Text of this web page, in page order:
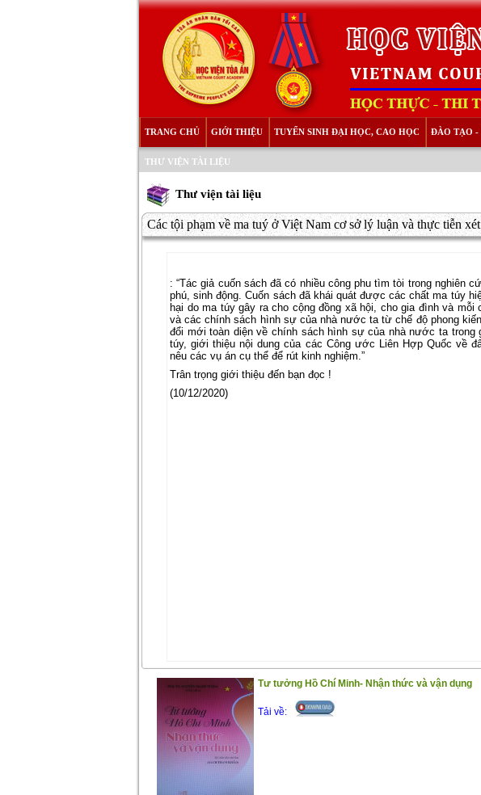
TRANG CHỦ GIỚI THIỆU TUYỂN SINH ĐẠI HỌC, CAO HỌC ĐÀO TẠO -
THƯ VIỆN TÀI LIỆU
Thư viện tài liệu
Các tội phạm về ma tuý ở Việt Nam cơ sở lý luận và thực tiễn
: “Tác giả cuốn sách đã có nhiều công phu tìm tòi trong nghiên
phú, sinh động. Cuốn sách đã khái quát được các chất ma túy
hại do ma túy gây ra cho cộng đồng xã hội, cho gia đình và
và các chính sách hình sự của nhà nước ta từ chế độ phong
đổi mới toàn diện về chính sách hình sự của nhà nước ta trong
túy, giới thiệu nội dung của các Công ước Liên Hợp Quốc về
nêu các vụ án cụ thể để rút kinh nghiệm.”
Trân trọng giới thiệu đến bạn đọc !
(10/12/2020)
Tư tưởng Hồ Chí Minh- Nhận thức và vận dụng
Tải về: